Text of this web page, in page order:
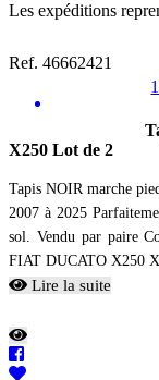
Les expéditions
Ref. 46662421
X250 Lot de 2
Tapis NOIR marche
2007 à 2025
sol. Vendu par paire
FIAT DUCATO X250
Lire la suite